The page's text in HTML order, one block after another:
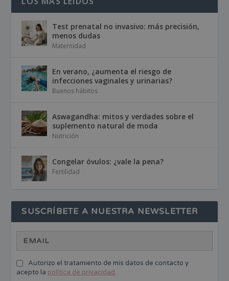
Test prenatal no invasivo: más precisión,
menos dudas
Maternidad
En verano, ¿aumenta el riesgo de
infecciones vaginales y urinarias?
Buenos hábitos
Aswagandha: mitos y verdades sobre el
suplemento natural de moda
Nutrición
Congelar óvulos: ¿vale la pena?
Fertilidad
SUSCRÍBETE A NUESTRA NEWSLETTER
Autorizo el tratamiento de mis datos de contacto y
acepto la política de privacidad.